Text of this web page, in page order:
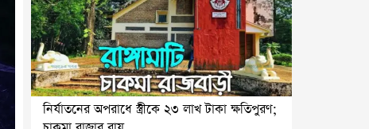
নির্যাতনের অপরাধে স্ত্রীকে ২৩ লাখ টাকা ক্ষতিপুরণ;